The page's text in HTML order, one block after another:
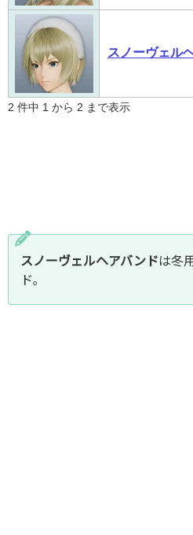
スノーヴェル
2 件中 1 から 2 まで表示
スノーヴェルヘアバンドは冬
ド｡